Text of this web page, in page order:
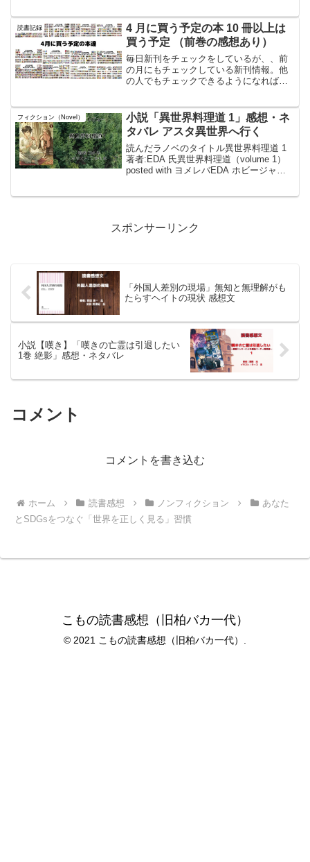
爪大三郎 氏戦争の社会学posted with ヨ
メレバ...
読書記録
4 月に買う予定の本 10 冊以上は
買う予定 （前巻の感想あり）
毎日新刊をチェックをしているが、、前
の月にもチェックしている新刊情報。他
の人でもチェックできるようになればと
ます。敬称は略させて頂きました。4月1
日HJ文庫講談社ラノベ...
フィクション（Novel）
小説「異世界料理道 1」感想・ネ
タバレ アスタ異世界へ行く
読んだラノベのタイトル異世界料理道 1
著者:EDA 氏異世界料理道（volume 1）
posted with ヨメレバEDA ホビージャパ
スポンサーリンク
「外国人差別の現場」無知と無理解がも
たらすヘイトの現状 感想文
小説【嘆き】「嘆きの亡霊は引退したい
1巻 絶影」感想・ネタバレ
コメント
コメントを書き込む
ホーム 読書感想 ノンフィクション
あなた
とSDGsをつなぐ「世界を正しく見る」習慣
こもの読書感想（旧柏バカ一代）
© 2021 こもの読書感想（旧柏バカ一代）.